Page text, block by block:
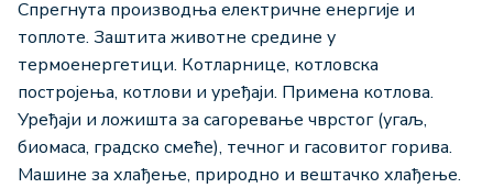
Спрегнута производња електричне енергије и
топлоте. Заштита животне средине у
термоенергетици. Котларнице, котловска
постројења, котлови и уређаји. Примена котлова.
Уређаји и ложишта за сагоревање чврстог (угаљ,
биомаса, градско смеће), течног и гасовитог горива.
Машине за хлађење, природно и вештачко хлађење.